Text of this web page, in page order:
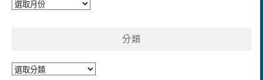
彙
分類
分